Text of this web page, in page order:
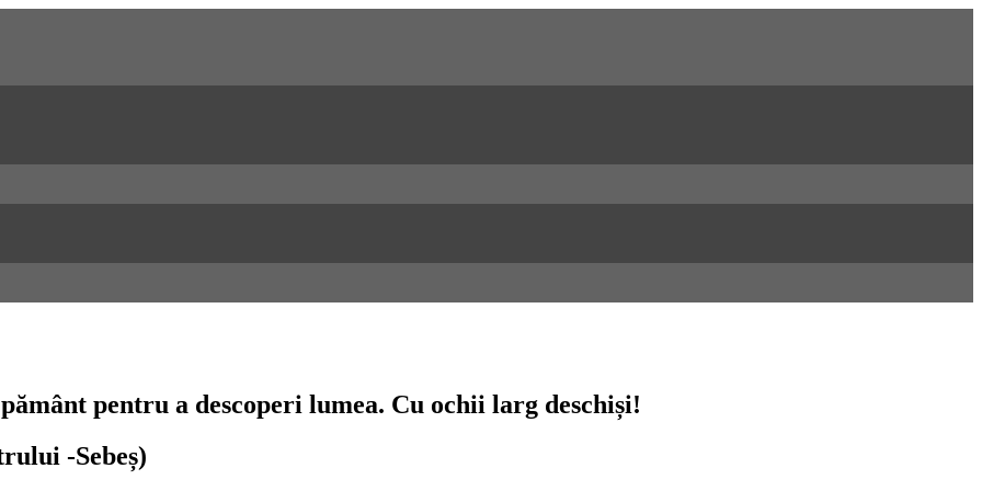
pentru a descoperi lumea. Cu ochii larg deschiși!
-Sebeș)